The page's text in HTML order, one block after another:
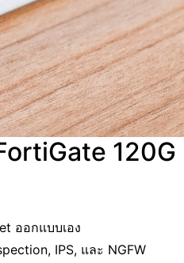
120G
ออกแบบเอง
IPS, และ NGFW